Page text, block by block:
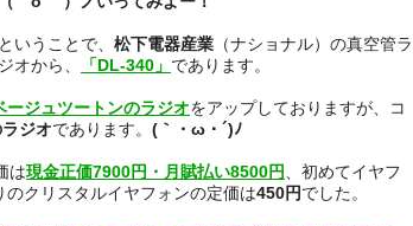
ということで、 松下電器産業 （ナショナル）の真空管ラ
ジオから、
「DL-340」 であります。
ージュツートンのラジオをアップしておりますが、コ
ジオであります。 (｀・ω・´)ﾉ
は現金正価7900円・月賦払い8500円
、初めてイヤフ
クリスタルイヤフォンの定価は450円でした。